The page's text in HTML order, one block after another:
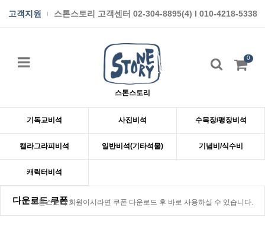
고객지원 스톤스토리 고객센터 02-304-8895(4) I 010-4218-5338
스톤스토리
0
기독교비석 사진비석 수목장/평장비석
캘라그라피비석 일반비석(기타석물) 기념비/식수비
캐릭터비석
다운로드 쿠폰
스톤스토리 회원이시라면 쿠폰 다운로드 후 바로 사용하실 수 있습니다.